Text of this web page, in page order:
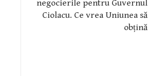
negocierile pentru Guvernul
Ciolacu. Ce vrea Uniunea să
obțină